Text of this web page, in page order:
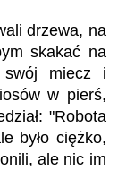
drzewa, na
skakać na
swój miecz i
w pierś,
"Robota
było ciężko,
ale nic im